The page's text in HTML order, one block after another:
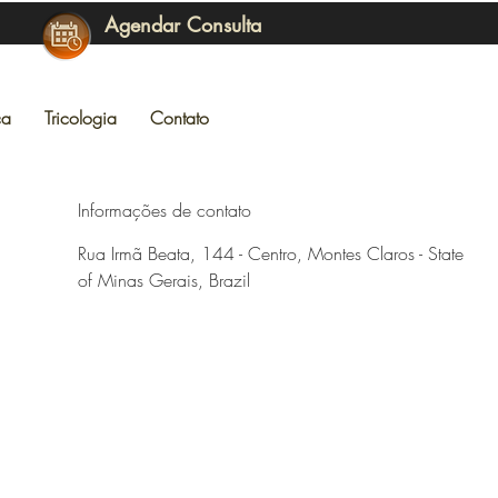
Agendar Consulta
Tricologia Contato
Informações de contato
Rua Irmã Beata, 144 - Centro, Montes Claros - State
of Minas Gerais, Brazil